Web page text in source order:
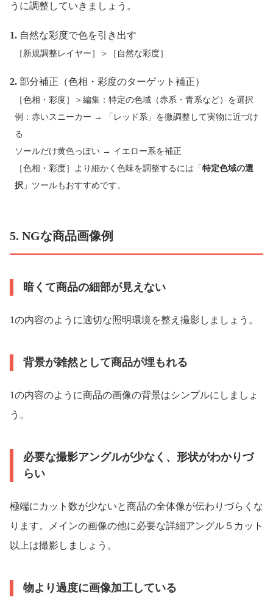
うに調整していきましょう。
1. 自然な彩度で色を引き出す
［新規調整レイヤー］＞［自然な彩度］
2. 部分補正（色相・彩度のターゲット補正）
［色相・彩度］＞編集：特定の色域（赤系・青系など）を選択
例：赤いスニーカー → 「レッド系」を微調整して実物に近づけ
る
ソールだけ黄色っぽい → イエロー系を補正
［色相・彩度］より細かく色味を調整するには「 特定色域の選
択 」ツールもおすすめです。
5. NGな商品画像例
暗くて商品の細部が見えない
1の内容のように適切な照明環境を整え撮影しましょう。
背景が雑然として商品が埋もれる
1の内容のように商品の画像の背景はシンプルにしましょ
う。
必要な撮影アングルが少なく、形状がわかりづ
らい
極端にカット数が少ないと商品の全体像が伝わりづらくな
ります。メインの画像の他に必要な詳細アングル５カット
以上は撮影しましょう。
物より過度に画像加工している